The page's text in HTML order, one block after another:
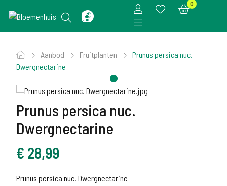
0
Aanbod Fruitplanten
Prunus persica nuc.
Dwergnectarine
Prunus persica nuc.
Dwergnectarine
€ 28,99
Prunus persica nuc. Dwergnectarine